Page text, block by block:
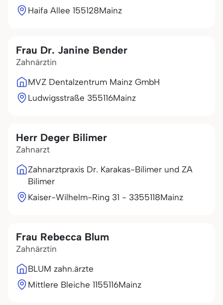
Haifa Allee 155128Mainz
Frau Dr. Janine Bender
Zahnärztin
MVZ Dentalzentrum Mainz GmbH
Ludwigsstraße 355116Mainz
Herr Deger Bilimer
Zahnarzt
Zahnarztpraxis Dr. Karakas-Bilimer und ZA
Bilimer
Kaiser-Wilhelm-Ring 31 - 3355118Mainz
Frau Rebecca Blum
Zahnärztin
BLUM zahn.ärzte
Mittlere Bleiche 1155116Mainz